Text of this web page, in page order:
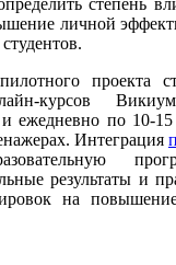
личной
проекта
курсов
ежедневно по 10-15
Интеграция
результаты и
на